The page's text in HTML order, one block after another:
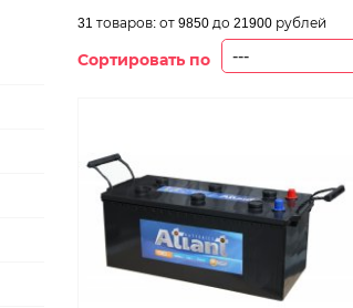
31 товаров: от 9850 до 21900 рублей
Сортировать по